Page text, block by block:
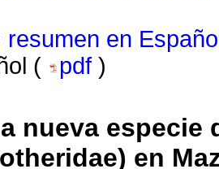
resumen en
(
pdf )
nueva especie
en